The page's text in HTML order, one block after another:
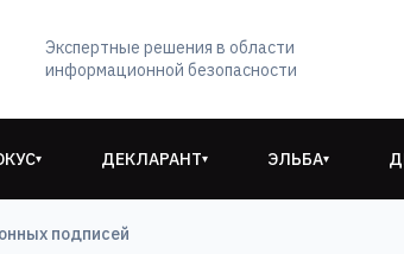
Экспертные решения в области
информационной безопасности
▾ ДЕКЛАРАНТ▾ ЭЛЬБА▾
подписей